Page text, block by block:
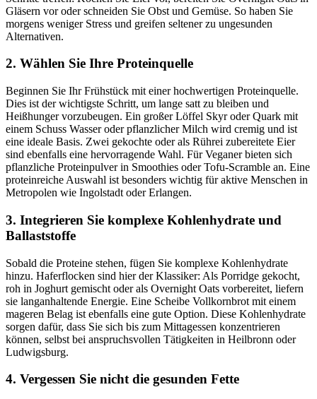
Gläsern vor oder schneiden Sie Obst und Gemüse. So haben Sie
morgens weniger Stress und greifen seltener zu ungesunden
Alternativen.
2. Wählen Sie Ihre Proteinquelle
Beginnen Sie Ihr Frühstück mit einer hochwertigen Proteinquelle.
Dies ist der wichtigste Schritt, um lange satt zu bleiben und
Heißhunger vorzubeugen. Ein großer Löffel Skyr oder Quark mit
einem Schuss Wasser oder pflanzlicher Milch wird cremig und ist
eine ideale Basis. Zwei gekochte oder als Rührei zubereitete Eier
sind ebenfalls eine hervorragende Wahl. Für Veganer bieten sich
pflanzliche Proteinpulver in Smoothies oder Tofu-Scramble an. Eine
proteinreiche Auswahl ist besonders wichtig für aktive Menschen in
Metropolen wie Ingolstadt oder Erlangen.
3. Integrieren Sie komplexe Kohlenhydrate und
Ballaststoffe
Sobald die Proteine stehen, fügen Sie komplexe Kohlenhydrate
hinzu. Haferflocken sind hier der Klassiker: Als Porridge gekocht,
roh in Joghurt gemischt oder als Overnight Oats vorbereitet, liefern
sie langanhaltende Energie. Eine Scheibe Vollkornbrot mit einem
mageren Belag ist ebenfalls eine gute Option. Diese Kohlenhydrate
sorgen dafür, dass Sie sich bis zum Mittagessen konzentrieren
können, selbst bei anspruchsvollen Tätigkeiten in Heilbronn oder
Ludwigsburg.
4. Vergessen Sie nicht die gesunden Fette